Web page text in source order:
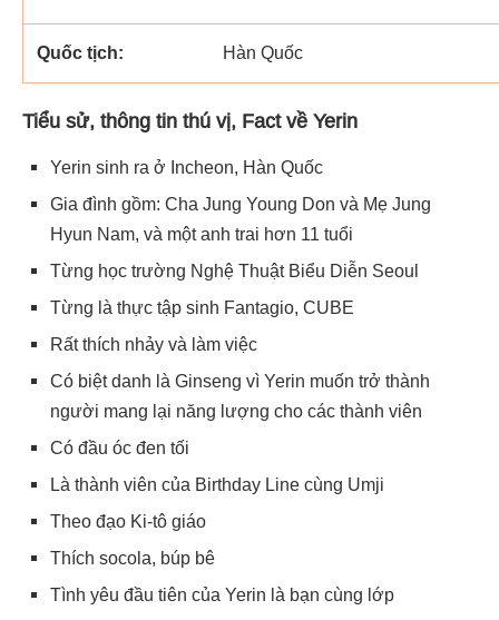
Quốc tịch: Hàn Quốc
Tiểu sử, thông tin thú vị, Fact về Yerin
Yerin sinh ra ở Incheon, Hàn Quốc
Gia đình gồm: Cha Jung Young Don và Mẹ Jung
Hyun Nam, và một anh trai hơn 11 tuổi
Từng học trường Nghệ Thuật Biểu Diễn Seoul
Từng là thực tập sinh Fantagio, CUBE
Rất thích nhảy và làm việc
Có biệt danh là Ginseng vì Yerin muốn trở thành
người mang lại năng lượng cho các thành viên
Có đầu óc đen tối
Là thành viên của Birthday Line cùng Umji
Theo đạo Ki-tô giáo
Thích socola, búp bê
Tình yêu đầu tiên của Yerin là bạn cùng lớp